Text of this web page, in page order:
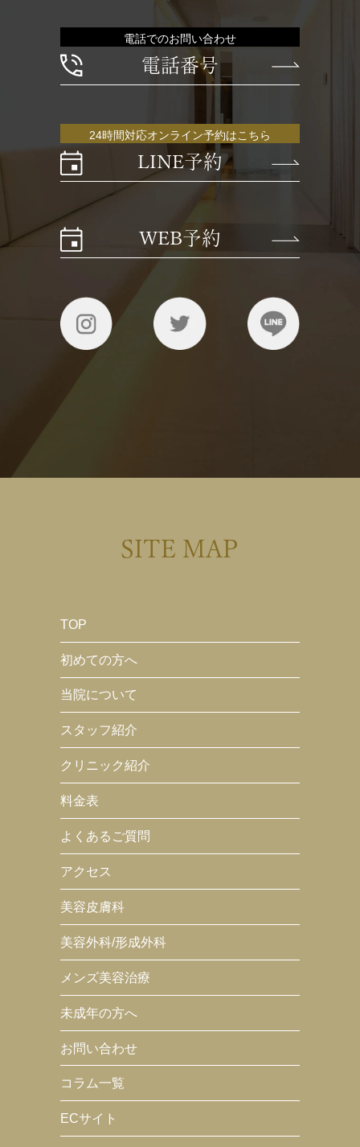
電話でのお問い合わせ
電話番号
24時間対応オンライン予約はこちら
LINE予約
WEB予約
SITE MAP
TOP
初めての方へ
当院について
スタッフ紹介
クリニック紹介
料金表
よくあるご質問
アクセス
美容皮膚科
美容外科/形成外科
メンズ美容治療
未成年の方へ
お問い合わせ
コラム一覧
ECサイト